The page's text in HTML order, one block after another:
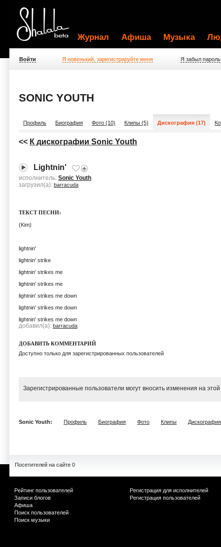
Журнал Афиша Музыка
Войти Я новенький, зарегистрируйте меня Я забыл пароль
SONIC YOUTH
Профиль Биография Фото (10) Клипы (5) Дискография (17)
<< К дискографии Sonic Youth
Lightnin'
исполнитель: Sonic Youth
загрузил(а): barracuda
ТЕКСТ ПЕСНИ:
(Kim)
lightnin'
lightnin' strike
lightnin' strikes me
lightnin' strikes me
lightnin' strikes me down
lightnin' strikes me down
lightnin' strikes me down
добавил(а): barracuda
ДОБАВИТЬ КОММЕНТАРИЙ
Доступно только для зарегистрированных пользователей
Зарегистрированные пользователи могут вносить изменения на
Sonic Youth: Профиль Биография Фото Клипы Дискография
Посетителей на сайте 0
Рейтинг пользователей
Записи блогов
Афиша
Поиск пользователей
Поиск музыки
Регистрация для исполнителей
Регистрация пользователей